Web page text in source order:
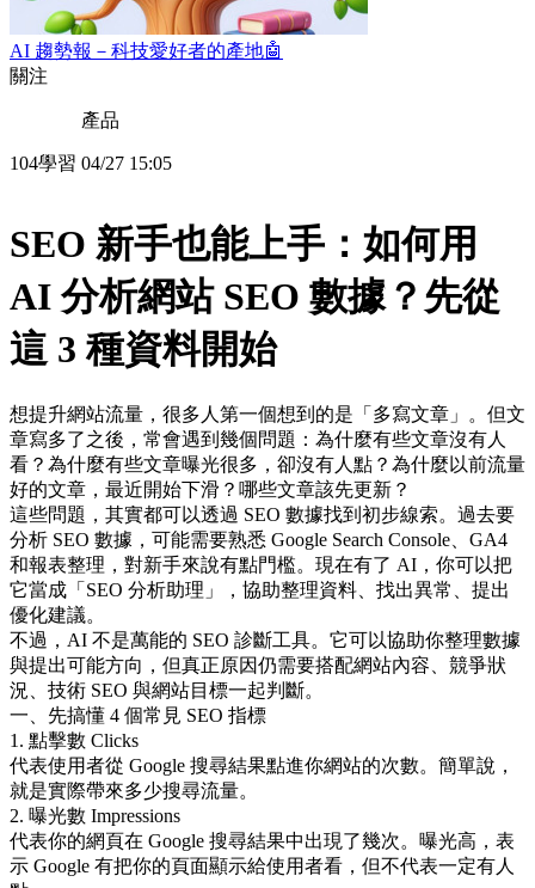
AI 趨勢報－科技愛好者的產地🤖
關注
104學習
產品
04/27 15:05
SEO 新手也能上手：如何用
AI 分析網站 SEO 數據？先從
這 3 種資料開始
想提升網站流量，很多人第一個想到的是「多寫文章」。但文
章寫多了之後，常會遇到幾個問題：為什麼有些文章沒有人
看？為什麼有些文章曝光很多，卻沒有人點？為什麼以前流量
好的文章，最近開始下滑？哪些文章該先更新？
這些問題，其實都可以透過 SEO 數據找到初步線索。過去要
分析 SEO 數據，可能需要熟悉 Google Search Console、GA4
和報表整理，對新手來說有點門檻。現在有了 AI，你可以把
它當成「SEO 分析助理」，協助整理資料、找出異常、提出
優化建議。
不過，AI 不是萬能的 SEO 診斷工具。它可以協助你整理數據
與提出可能方向，但真正原因仍需要搭配網站內容、競爭狀
況、技術 SEO 與網站目標一起判斷。
一、先搞懂 4 個常見 SEO 指標
1. 點擊數 Clicks
代表使用者從 Google 搜尋結果點進你網站的次數。簡單說，
就是實際帶來多少搜尋流量。
2. 曝光數 Impressions
代表你的網頁在 Google 搜尋結果中出現了幾次。曝光高，表
示 Google 有把你的頁面顯示給使用者看，但不代表一定有人